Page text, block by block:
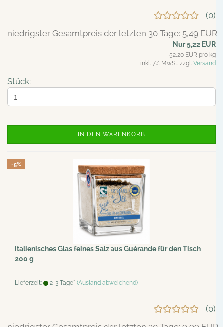
0
niedrigster Gesamtpreis der letzten 30 Tage: 5,49 EUR
Nur 5,22 EUR
52,20 EUR pro kg
inkl. 7% MwSt. zzgl. Versand
Stück:
IN DEN WARENKORB
-5%
Italienisches Glas feines Salz aus Guérande für den Tisch
200 g
Lieferzeit: 2-3 Tage* (Ausland abweichend)
0